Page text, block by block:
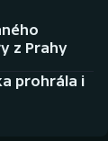
z Prahy
prohrála i